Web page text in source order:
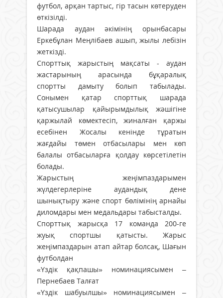
футбол, арқан тартыс, гір тасын көтеруден
өткізілді.
Шарада аудан әкімінің орынбасары
Еркебұлан Меңлібаев ашып, жылы лебізін
жеткізді.
Спорттық жарыстың мақсаты - аудан
жастарының арасында бұқаралық
спортты дамыту болып табылады.
Сонымен қатар спорттық шарада
қатысушылар қайырымдылық жәшігіне
қаржылай көмектесіп, жиналған қаржы
есебінен Жосалы кенінде тұратын
жағдайы төмен отбасылары мен көп
балалы отбасыларға қолдау көрсетілетін
болады.
Жарыстың жеңімпаздарымен
жүлдегерлеріне аудандық дене
шынықтыру және спорт бөлімінің арнайы
диломдары мен медальдары табысталды.
Спорттық жарысқа 17 команда 200-ге
жуық спортшы қатысты. Жарыс
жеңімпаздарын атап айтар болсақ, Шағын
футболдан
«Үздік қақпашы» номинациясымен –
Пернебаев Талғат
«Үздік шабуылшы» номинациясымен –